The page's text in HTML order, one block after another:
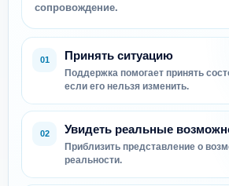
сопровождение.
01 Принять ситуацию
Поддержка помогает принять
если его нельзя изменить.
02 Увидеть реальные
Приблизить представление о
реальности.